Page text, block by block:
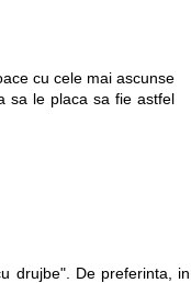
cu cele mai ascunse
sa le placa sa fie astfel
drujbe". De preferinta, in